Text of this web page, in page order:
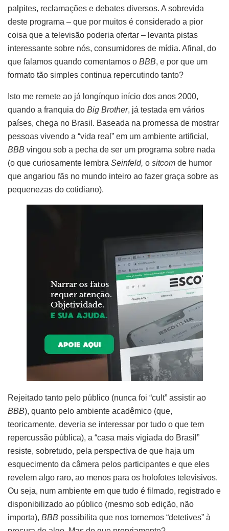
palpites, reclamações e debates diversos. A sobrevida
deste programa – que por muitos é considerado a pior
coisa que a televisão poderia ofertar – levanta pistas
interessante sobre nós, consumidores de mídia. Afinal, do
que falamos quando comentamos o BBB, e por que um
formato tão simples continua repercutindo tanto?
Isto me remete ao já longínquo início dos anos 2000,
quando a franquia do Big Brother, já testada em vários
países, chega no Brasil. Baseada na promessa de mostrar
pessoas vivendo a “vida real” em um ambiente artificial,
BBB vingou sob a pecha de ser um programa sobre nada
(o que curiosamente lembra Seinfeld, o sitcom de humor
que angariou fãs no mundo inteiro ao fazer graça sobre as
pequenezas do cotidiano).
Rejeitado tanto pelo público (nunca foi “cult” assistir ao
BBB), quanto pelo ambiente acadêmico (que,
teoricamente, deveria se interessar por tudo o que tem
repercussão pública), a “casa mais vigiada do Brasil”
resiste, sobretudo, pela perspectiva de que haja um
esquecimento da câmera pelos participantes e que eles
revelem algo raro, ao menos para os holofotes televisivos.
Ou seja, num ambiente em que tudo é filmado, registrado e
disponibilizado ao público (mesmo sob edição, não
importa), BBB possibilita que nos tornemos “detetives” à